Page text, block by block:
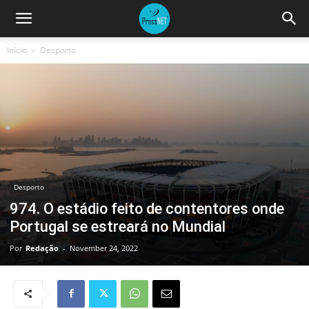
Início Desporto
Desporto
974. O estádio feito de contentores onde
Portugal se estreará no Mundial
Por Redação - November 24, 2022